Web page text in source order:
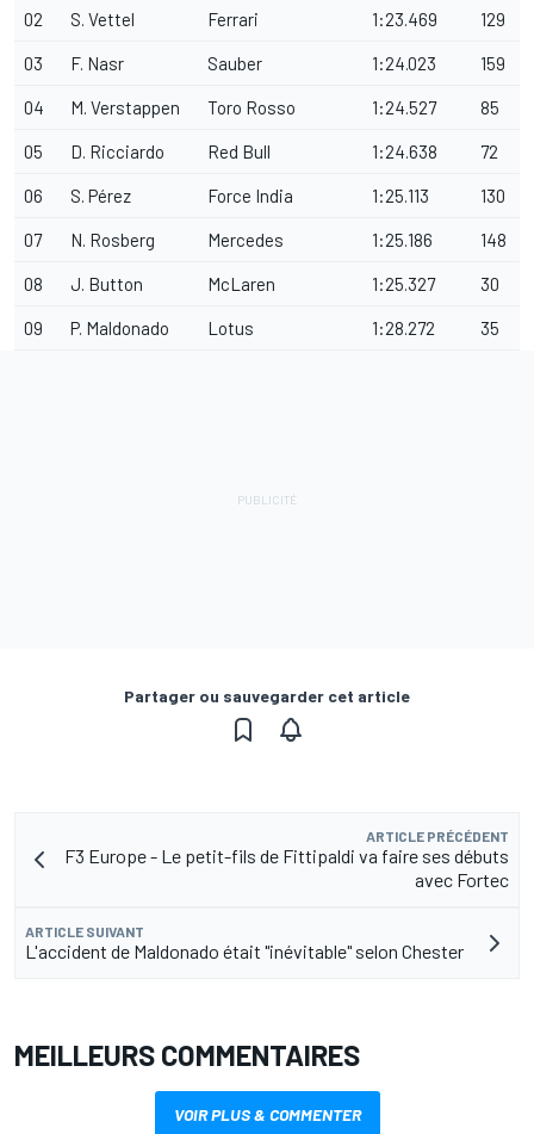
02 S. Vettel Ferrari 1:23.469 129
03 F. Nasr Sauber 1:24.023 159
04 M. Verstappen Toro Rosso 1:24.527 85
05 D. Ricciardo Red Bull 1:24.638 72
06 S. Pérez Force India 1:25.113 130
07 N. Rosberg Mercedes 1:25.186 148
08 J. Button McLaren 1:25.327 30
09 P. Maldonado Lotus 1:28.272 35
Partager ou sauvegarder cet article
ARTICLE PRÉCÉDENT
F3 Europe - Le petit-fils de Fittipaldi va faire ses débuts
avec Fortec
ARTICLE SUIVANT
L'accident de Maldonado était "inévitable" selon Chester
MEILLEURS COMMENTAIRES
VOIR PLUS & COMMENTER